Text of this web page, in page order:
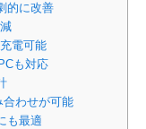
的に改善
電可能
も対応
合わせが可能
も最適